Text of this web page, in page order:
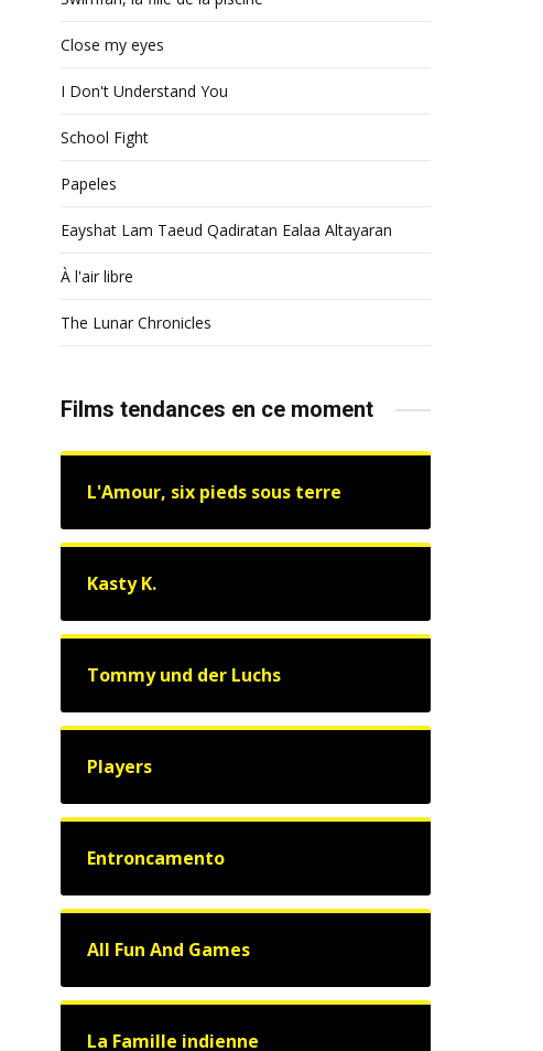
Close my eyes
I Don't Understand You
School Fight
Papeles
Eayshat Lam Taeud Qadiratan Ealaa Altayaran
À l'air libre
The Lunar Chronicles
Films tendances en ce moment
L'Amour, six pieds sous terre
Kasty K.
Tommy und der Luchs
Players
Entroncamento
All Fun And Games
La Famille indienne